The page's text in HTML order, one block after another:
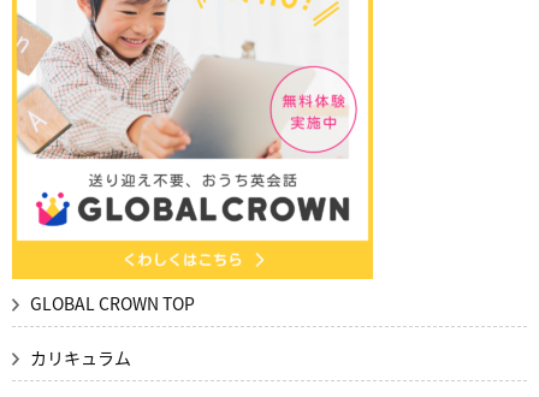
GLOBAL CROWN TOP
カリキュラム